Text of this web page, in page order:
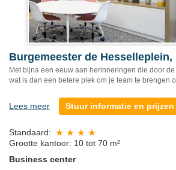
Burgemeester de Hesselleplein,
Met bijna een eeuw aan herinneringen die door
wat is dan een betere plek om je team te brengen
Lees meer Stuur informatie en prijzen
Standaard:
Grootte kantoor: 10 tot 70 m²
Business center